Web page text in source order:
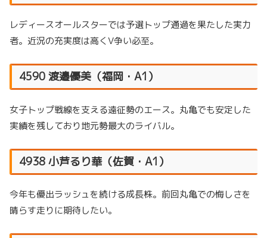
レディースオールスターでは予選トップ通過を果たした実力
者。近況の充実度は高くV争い必至。
4590 渡邉優美（福岡・A1）
女子トップ戦線を支える遠征勢のエース。丸亀でも安定した
実績を残しており地元勢最大のライバル。
4938 小芦るり華（佐賀・A1）
今年も優出ラッシュを続ける成長株。前回丸亀での悔しさを
晴らす走りに期待したい。